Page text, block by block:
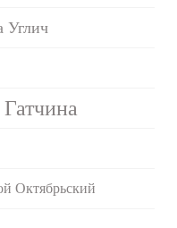
Углич
Октябрьский